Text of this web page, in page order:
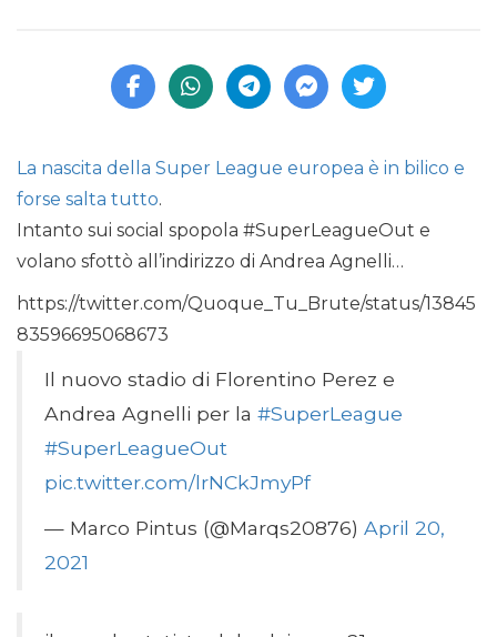
La nascita della Super League europea è in bilico e
forse salta tutto.
Intanto sui social spopola #SuperLeagueOut e
volano sfottò all’indirizzo di Andrea Agnelli…
https://twitter.com/Quoque_Tu_Brute/status/13845
83596695068673
Il nuovo stadio di Florentino Perez e
Andrea Agnelli per la #SuperLeague
#SuperLeagueOut
pic.twitter.com/lrNCkJmyPf
— Marco Pintus (@Marqs20876) April 20,
2021